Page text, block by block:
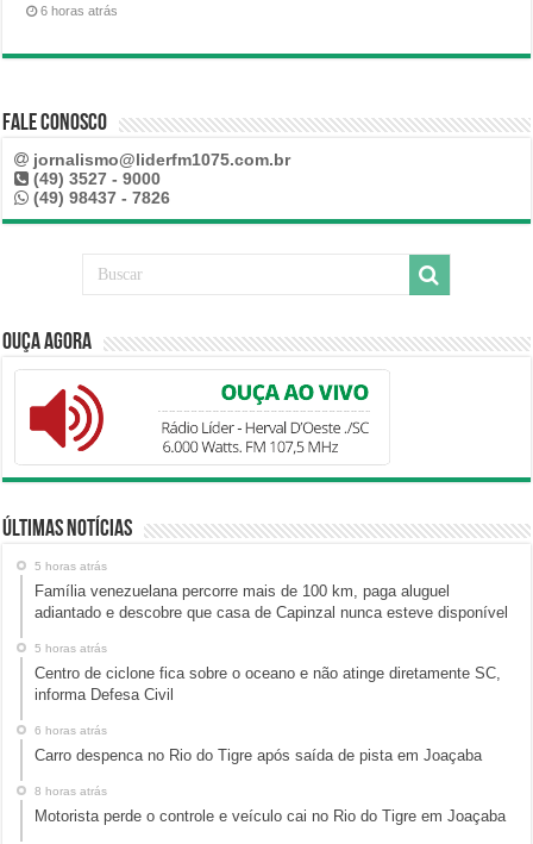
6 horas atrás
Fale Conosco
jornalismo@liderfm1075.com.br
(49) 3527 - 9000
(49) 98437 - 7826
Ouça Agora
Últimas Notícias
5 horas atrás
Família venezuelana percorre mais de 100 km, paga aluguel
adiantado e descobre que casa de Capinzal nunca esteve disponível
5 horas atrás
Centro de ciclone fica sobre o oceano e não atinge diretamente SC,
informa Defesa Civil
6 horas atrás
Carro despenca no Rio do Tigre após saída de pista em Joaçaba
8 horas atrás
Motorista perde o controle e veículo cai no Rio do Tigre em Joaçaba